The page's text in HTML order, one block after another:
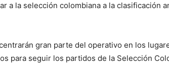
a la selección colombiana a la clasificación
gran parte del operativo en los
para seguir los partidos de la Selección